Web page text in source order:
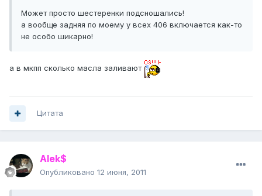
Может просто шестеренки подсношались!
а вообще задняя по моему у всех 406 включается как-то
не особо шикарно!
а в мкпп сколько масла заливают
Цитата
Alek$
Опубликовано 12 июня, 2011